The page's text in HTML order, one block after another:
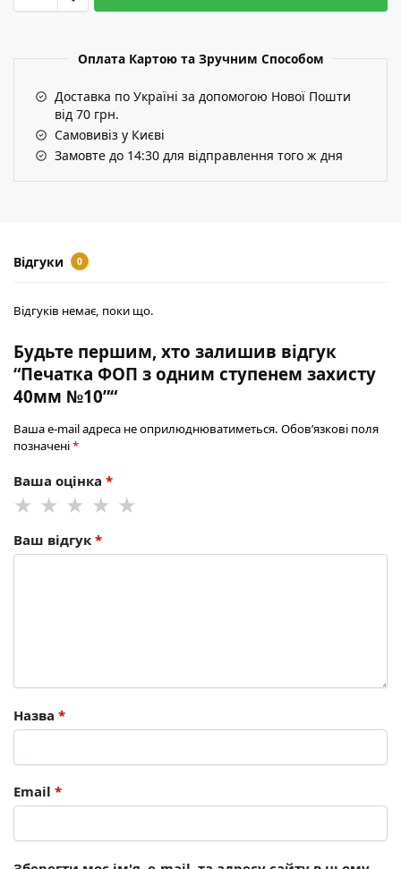
Оплата Картою та Зручним Способом
Доставка по Україні за допомогою Нової Пошти
від 70 грн.
Самовивіз у Києві
Замовте до 14:30 для відправлення того ж дня
Відгуки 0
Відгуків немає, поки що.
Будьте першим, хто залишив відгук
“Печатка ФОП з одним ступенем захисту
40мм №10”“
Ваша e-mail адреса не оприлюднюватиметься. Обов’язкові поля
позначені*
Ваша оцінка *
Ваш відгук *
Назва *
Email *